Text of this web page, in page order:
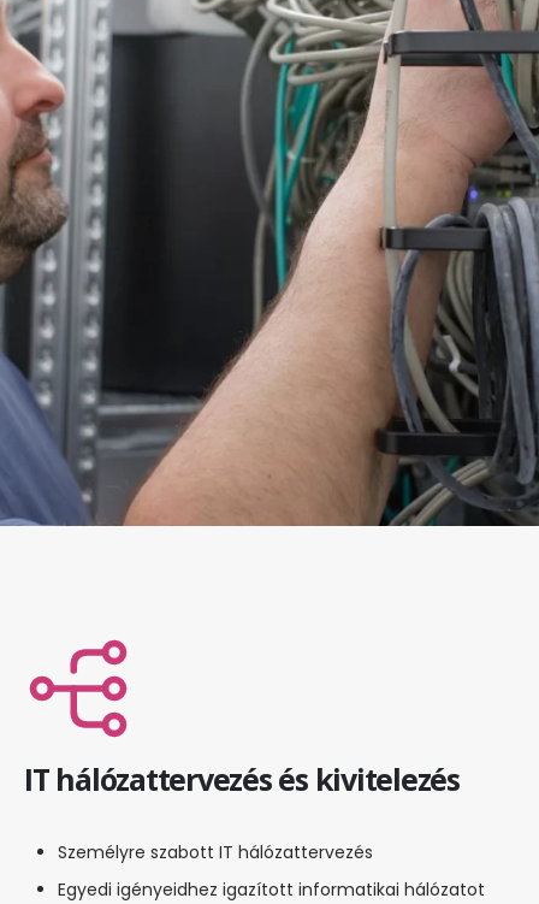
IT hálózattervezés és kivitelezés
Személyre szabott IT hálózattervezés
Egyedi igényeidhez igazított informatikai hálózatot